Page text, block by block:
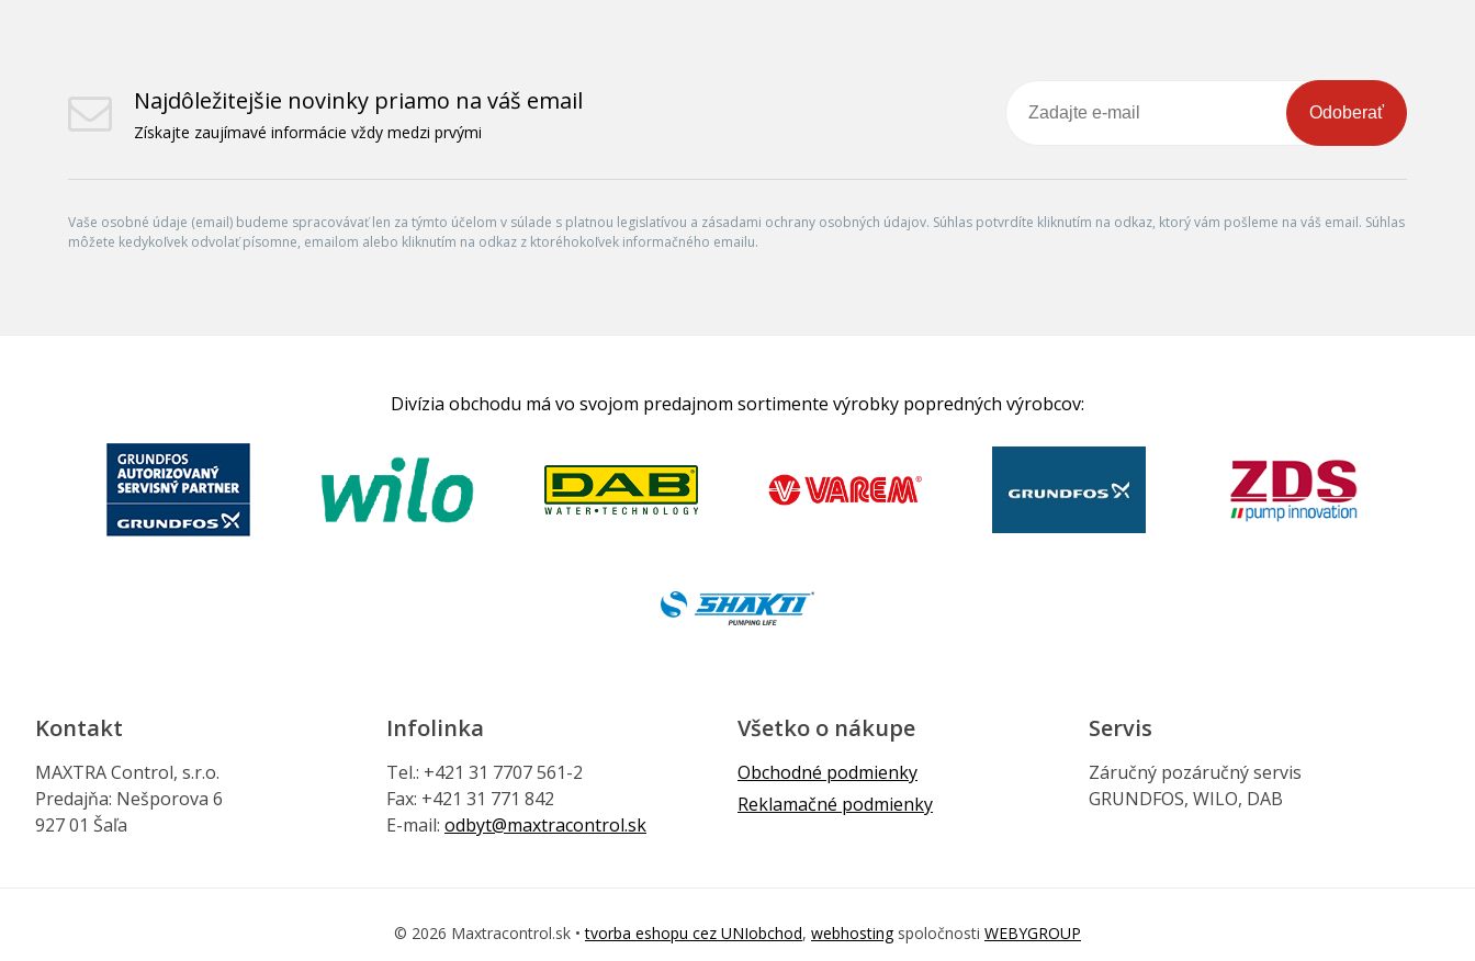
Najdôležitejšie novinky priamo na váš email
Získajte zaujímavé informácie vždy medzi prvými
Odoberať
Vaše osobné údaje (email) budeme spracovávať len za týmto účelom v súlade s platnou legislatívou a zásadami ochrany osobných údajov. Súhlas potvrdíte kliknutím na odkaz, ktorý vám pošleme na váš email. Súhlas
môžete kedykoľvek odvolať písomne, emailom alebo kliknutím na odkaz z ktoréhokoľvek informačného emailu.
Divízia obchodu má vo svojom predajnom sortimente výrobky popredných výrobcov:
Kontakt
MAXTRA Control, s.r.o.
Predajňa: Nešporova 6
927 01 Šaľa
Infolinka
Tel.: +421 31 7707 561-2
Fax: +421 31 771 842
E-mail: odbyt@maxtracontrol.sk
Všetko o nákupe
Obchodné podmienky
Reklamačné podmienky
Servis
Záručný pozáručný servis
GRUNDFOS, WILO, DAB
© 2026 Maxtracontrol.sk •tvorba eshopu cez UNIobchod, webhostingspoločnosti WEBYGROUP